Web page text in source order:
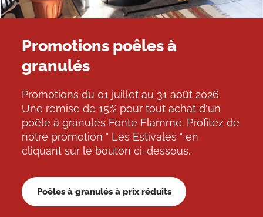
Promotions poêles à
granulés
Promotions du 01 juillet au 31 août 2026.
Une remise de 15% pour tout achat d'un
poêle à granulés Fonte Flamme. Profitez de
notre promotion " Les Estivales " en
cliquant sur le bouton ci-dessous.
Poêles à granulés à prix réduits